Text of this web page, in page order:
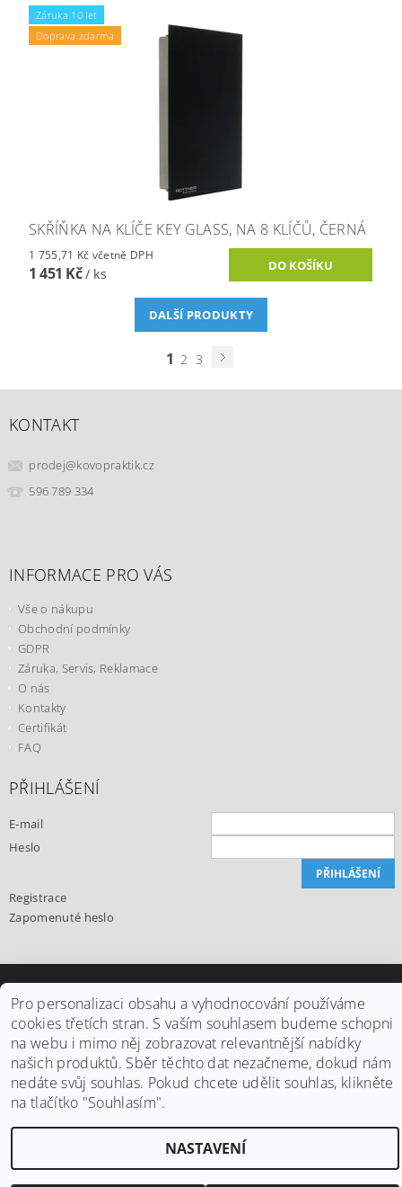
Záruka 10 let
Doprava zdarma
SKŘÍŇKA NA KLÍČE KEY GLASS, NA 8 KLÍČŮ, ČERNÁ
1 755,71 Kč včetně DPH
1 451 Kč/ ks
DALŠÍ PRODUKTY
1 2 3
KONTAKT
prodej@kovopraktik.cz
596 789 334
INFORMACE PRO VÁS
Vše o nákupu
Obchodní podmínky
GDPR
Záruka, Servis, Reklamace
O nás
Kontakty
Certifikát
FAQ
PŘIHLÁŠENÍ
E-mail
Heslo
Registrace
Zapomenuté heslo
2026 ©Office24.cz, všechna práva vyhrazena Upravit nastavení cookies
Vytvořil Shoptet
Pro personalizaci obsahu a vyhodnocování používáme
cookies třetích stran. S vaším souhlasem budeme schopni
na webu i mimo něj zobrazovat relevantnější nabídky
našich produktů. Sběr těchto dat nezačneme, dokud nám
nedáte svůj souhlas. Pokud chcete udělit souhlas, klikněte
na tlačítko "Souhlasím".
NASTAVENÍ